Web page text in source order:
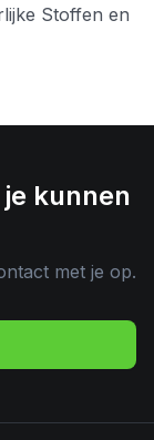
Stoffen en
kunnen
met je op.